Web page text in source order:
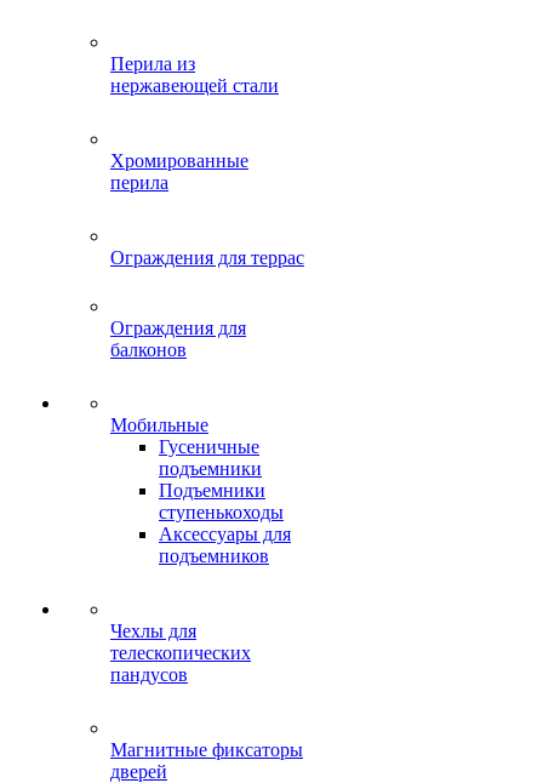
Перила из
нержавеющей стали
Хромированные
перила
Ограждения для террас
Ограждения для
балконов
Мобильные
Гусеничные
подъемники
Подъемники
ступенькоходы
Аксессуары для
подъемников
Чехлы для
телескопических
пандусов
Магнитные фиксаторы
дверей